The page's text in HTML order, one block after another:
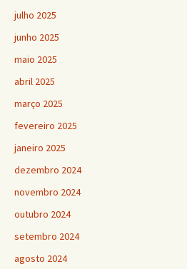
julho 2025
junho 2025
maio 2025
abril 2025
março 2025
fevereiro 2025
janeiro 2025
dezembro 2024
novembro 2024
outubro 2024
setembro 2024
agosto 2024